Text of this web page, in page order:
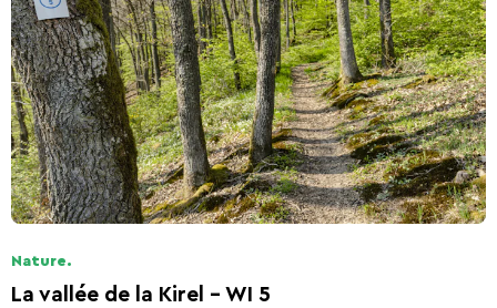
Nature.
La vallée de la Kirel - WI 5